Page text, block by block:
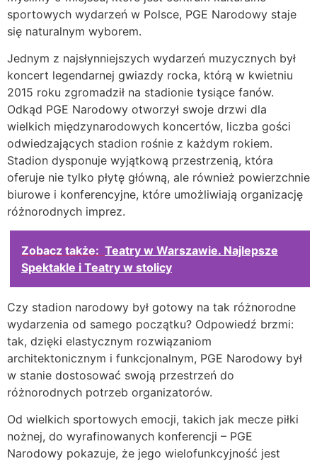
sportowych wydarzeń w Polsce, PGE Narodowy staje
się naturalnym wyborem.
Jednym z najsłynniejszych wydarzeń muzycznych był
koncert legendarnej gwiazdy rocka, którą w kwietniu
2015 roku zgromadził na stadionie tysiące fanów.
Odkąd PGE Narodowy otworzył swoje drzwi dla
wielkich międzynarodowych koncertów, liczba gości
odwiedzających stadion rośnie z każdym rokiem.
Stadion dysponuje wyjątkową przestrzenią, która
oferuje nie tylko płytę główną, ale również powierzchnie
biurowe i konferencyjne, które umożliwiają organizację
różnorodnych imprez.
Zobacz także: Teatry w Warszawie. Najlepsze
Spektakle i Teatry w stolicy
Czy stadion narodowy był gotowy na tak różnorodne
wydarzenia od samego początku? Odpowiedź brzmi:
tak, dzięki elastycznym rozwiązaniom
architektonicznym i funkcjonalnym, PGE Narodowy był
w stanie dostosować swoją przestrzeń do
różnorodnych potrzeb organizatorów.
Od wielkich sportowych emocji, takich jak mecze piłki
nożnej, do wyrafinowanych konferencji – PGE
Narodowy pokazuje, że jego wielofunkcyjność jest